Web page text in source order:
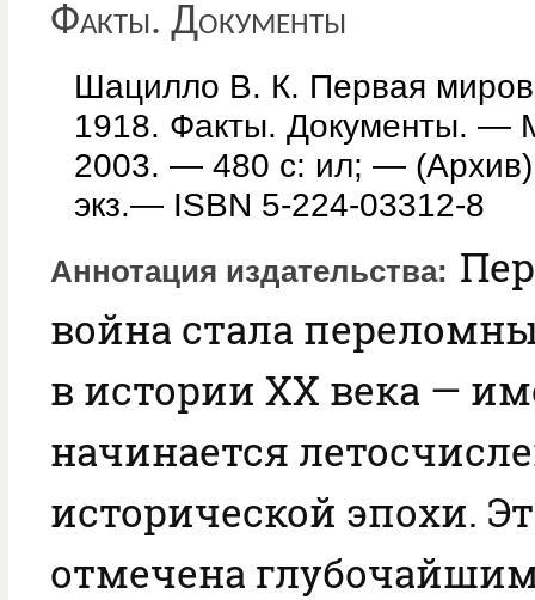
Факты. Документы
Шацилло В. К. Первая
1918. Факты. Документы.
2003. — 480 с: ил; —
экз.— ISBN 5-224-03312-8
Аннотация издательства
война стала
в истории XX века —
начинается
исторической эпохи.
отмечена